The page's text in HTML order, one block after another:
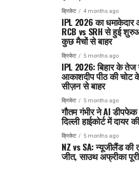
क्रिकेट 4 months ago
IPL 2026 का
RCB vs SRH से हुई
कुछ मैचों से बाहर
क्रिकेट 5 months ago
IPL 2026: बिहार के तेज
आकाशदीप पीठ की चोट
सीज़न से बाहर
क्रिकेट 5 months ago
गौतम गंभीर ने AI
दिल्ली हाईकोर्ट में दायर
क्रिकेट 5 months ago
NZ vs SA: न्यूजीलैंड की
जीत, साउथ अफ्रीका